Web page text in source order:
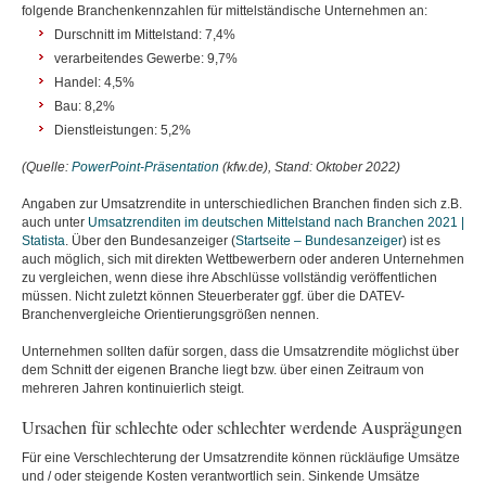
folgende Branchenkennzahlen für mittelständische Unternehmen an:
Durschnitt im Mittelstand: 7,4%
verarbeitendes Gewerbe: 9,7%
Handel: 4,5%
Bau: 8,2%
Dienstleistungen: 5,2%
(Quelle: PowerPoint-Präsentation (kfw.de), Stand: Oktober 2022)
Angaben zur Umsatzrendite in unterschiedlichen Branchen finden sich z.B.
auch unter Umsatzrenditen im deutschen Mittelstand nach Branchen 2021 |
Statista. Über den Bundesanzeiger (Startseite – Bundesanzeiger) ist es
auch möglich, sich mit direkten Wettbewerbern oder anderen Unternehmen
zu vergleichen, wenn diese ihre Abschlüsse vollständig veröffentlichen
müssen. Nicht zuletzt können Steuerberater ggf. über die DATEV-
Branchenvergleiche Orientierungsgrößen nennen.
Unternehmen sollten dafür sorgen, dass die Umsatzrendite möglichst über
dem Schnitt der eigenen Branche liegt bzw. über einen Zeitraum von
mehreren Jahren kontinuierlich steigt.
Ursachen für schlechte oder schlechter werdende Ausprägungen
Für eine Verschlechterung der Umsatzrendite können rückläufige Umsätze
und / oder steigende Kosten verantwortlich sein. Sinkende Umsätze